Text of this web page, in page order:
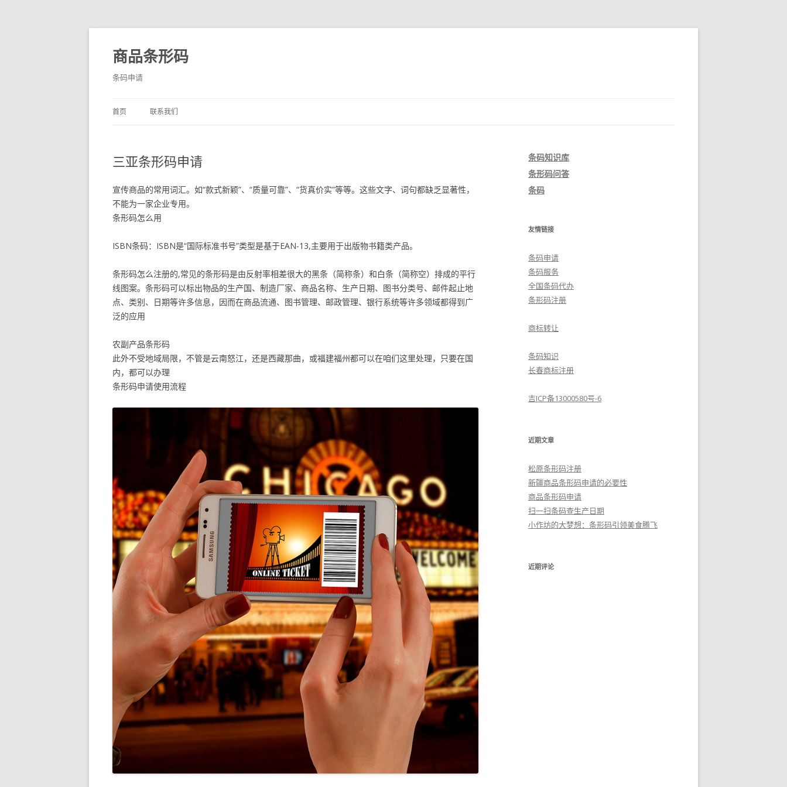
商品条形码
条码申请
首页 联系我们
三亚条形码申请
宣传商品的常用词汇。如“款式新颖”、“质量可靠”、“货真价实”等等。这些文字、词句都缺乏显著性，
不能为一家企业专用。
条形码怎么用
ISBN条码：ISBN是“国际标准书号”类型是基于EAN-13,主要用于出版物书籍类产品。
条形码怎么注册的,常见的条形码是由反射率相差很大的黑条（简称条）和白条（简称空）排成的平行
线图案。条形码可以标出物品的生产国、制造厂家、商品名称、生产日期、图书分类号、邮件起止地
点、类别、日期等许多信息，因而在商品流通、图书管理、邮政管理、银行系统等许多领域都得到广
泛的应用
农副产品条形码
此外不受地域局限，不管是云南怒江，还是西藏那曲，或福建福州都可以在咱们这里处理，只要在国
内，都可以办理
条形码申请使用流程
条码知识库
条形码问答
条码
友情链接
条码申请
条码服务
全国条码代办
条形码注册
商标转让
条码知识
长春商标注册
吉ICP备13000580号-6
近期文章
松原条形码注册
新疆商品条形码申请的必要性
商品条形码申请
扫一扫条码查生产日期
小作坊的大梦想：条形码引领美食腾飞
近期评论